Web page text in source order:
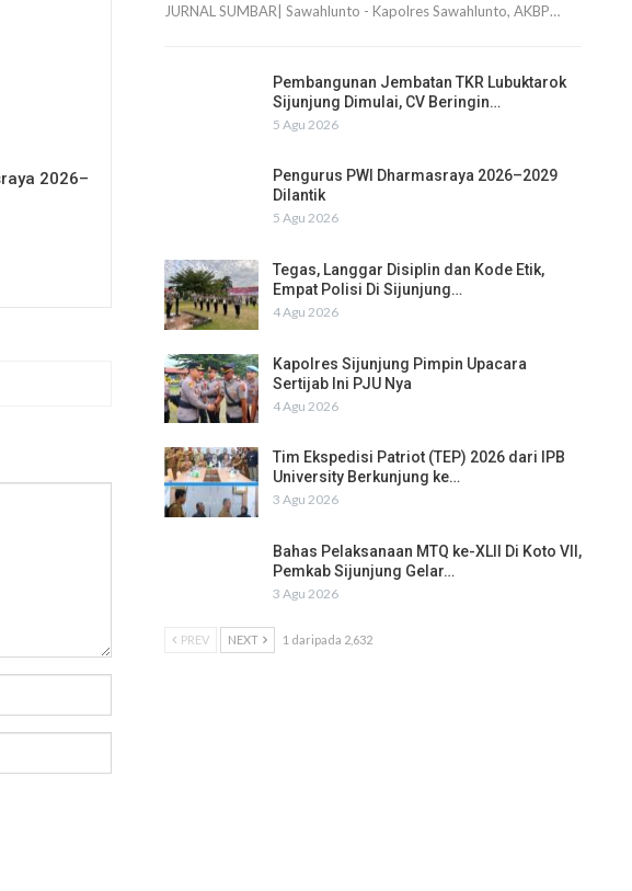
2026–
JURNAL SUMBAR| Sawahlunto - Kapolres Sawahlunto, AKBP…
Pembangunan Jembatan TKR Lubuktarok
Sijunjung Dimulai, CV Beringin…
5 Agu 2026
Pengurus PWI Dharmasraya 2026–2029
Dilantik
5 Agu 2026
Tegas, Langgar Disiplin dan Kode Etik,
Empat Polisi Di Sijunjung…
4 Agu 2026
Kapolres Sijunjung Pimpin Upacara
Sertijab Ini PJU Nya
4 Agu 2026
Tim Ekspedisi Patriot (TEP) 2026 dari IPB
University Berkunjung ke…
3 Agu 2026
Bahas Pelaksanaan MTQ ke-XLII Di Koto VII,
Pemkab Sijunjung Gelar…
3 Agu 2026
PREV NEXT 1 daripada 2,632